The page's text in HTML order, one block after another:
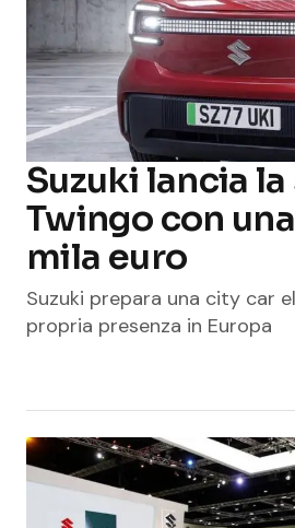
Suzuki lancia
Twingo con
mila euro
Suzuki prepara una city car
propria presenza in Europa